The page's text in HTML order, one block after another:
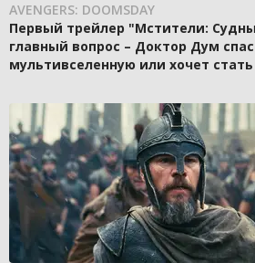
AVENGERS: DOOMSDAY
Первый трейлер "Мстители:
главный вопрос – Доктор Дум
мультивселенную или хочет